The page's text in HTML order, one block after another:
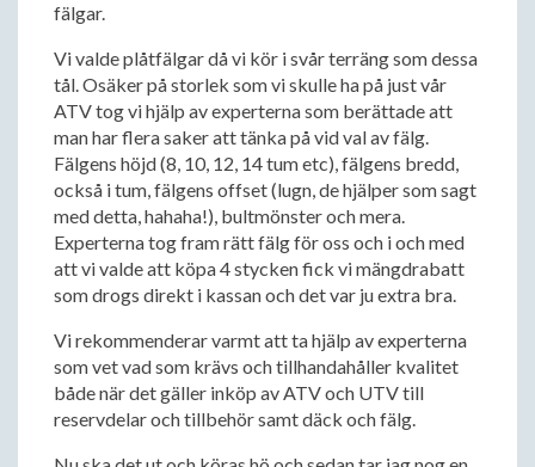
fälgar.
Vi valde plåtfälgar då vi kör i svår terräng som dessa
tål. Osäker på storlek som vi skulle ha på just vår
ATV tog vi hjälp av experterna som berättade att
man har flera saker att tänka på vid val av fälg.
Fälgens höjd (8, 10, 12, 14 tum etc), fälgens bredd,
också i tum, fälgens offset (lugn, de hjälper som sagt
med detta, hahaha!), bultmönster och mera.
Experterna tog fram rätt fälg för oss och i och med
att vi valde att köpa 4 stycken fick vi mängdrabatt
som drogs direkt i kassan och det var ju extra bra.
Vi rekommenderar varmt att ta hjälp av experterna
som vet vad som krävs och tillhandahåller kvalitet
både när det gäller inköp av ATV och UTV till
reservdelar och tillbehör samt däck och fälg.